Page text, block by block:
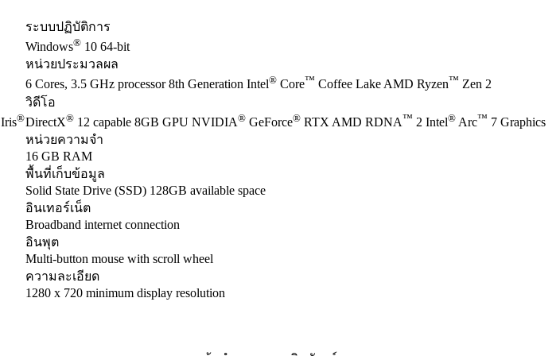
Iris®
ระบบปฏิบัติการ
Windows® 10 64-bit
หน่วยประมวลผล
6 Cores, 3.5 GHz processor 8th Generation Intel® Core™ Coffee Lake AMD Ryzen™ Zen 2
วิดีโอ
DirectX® 12 capable 8GB GPU NVIDIA® GeForce® RTX AMD RDNA™ 2 Intel® Arc™ 7 Graphics
หน่วยความจำ
16 GB RAM
พื้นที่เก็บข้อมูล
Solid State Drive (SSD) 128GB available space
อินเทอร์เน็ต
Broadband internet connection
อินพุต
Multi-button mouse with scroll wheel
ความละเอียด
1280 x 720 minimum display resolution